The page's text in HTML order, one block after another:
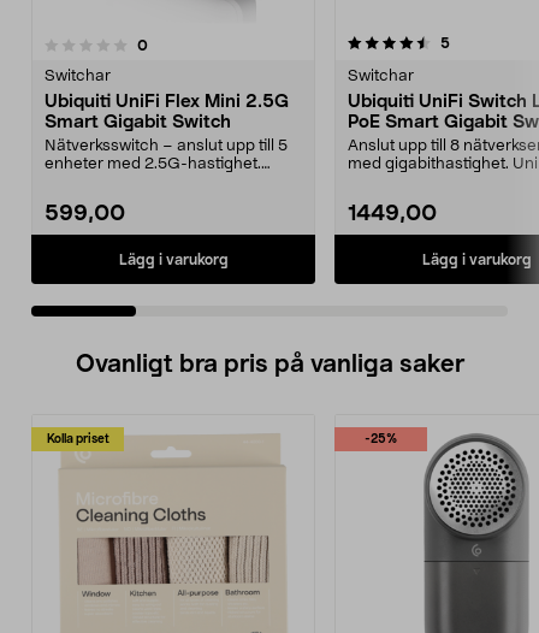
0recensioner
Switchar
Ubiquiti UniFi Flex Mini 2.5G
Smart Gigabit Switch
Nätverksswitch – anslut upp till 5
enheter med 2.5G-hastighet.
599,00
Lägg i varukorg
4.5 av 5 stjärnor 5recensioner
Switchar
Ubiquiti UniFi Switch
PoE Smart Gigabit
Anslut upp till 8
med gigabithastighet.
1449,00
Lägg i varukorg
5.0 av 5 stjärnor
Ovanligt bra pris på vanliga saker
Kolla priset -25%